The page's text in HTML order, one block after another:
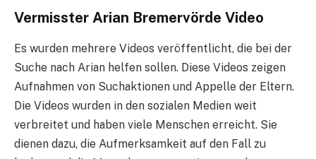
Vermisster Arian Bremervörde Video
Es wurden mehrere Videos veröffentlicht, die bei der
Suche nach Arian helfen sollen. Diese Videos zeigen
Aufnahmen von Suchaktionen und Appelle der Eltern.
Die Videos wurden in den sozialen Medien weit
verbreitet und haben viele Menschen erreicht. Sie
dienen dazu, die Aufmerksamkeit auf den Fall zu